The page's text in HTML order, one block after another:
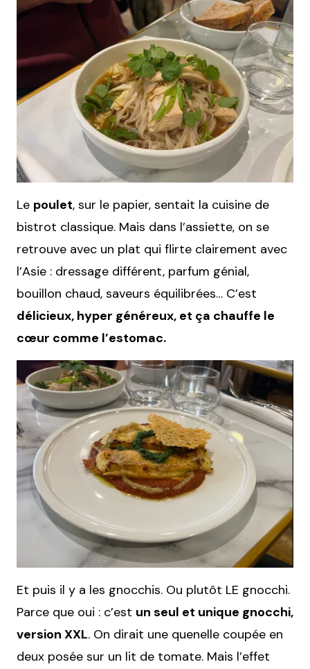
Le poulet, sur le papier, sentait la cuisine de
bistrot classique. Mais dans l’assiette, on se
retrouve avec un plat qui flirte clairement avec
l’Asie : dressage différent, parfum génial,
bouillon chaud, saveurs équilibrées… C’est
délicieux, hyper généreux, et ça chauffe le
cœur comme l’estomac.
Et puis il y a les gnocchis. Ou plutôt LE gnocchi.
Parce que oui : c’est un seul et unique gnocchi,
version XXL. On dirait une quenelle coupée en
deux posée sur un lit de tomate. Mais l’effet